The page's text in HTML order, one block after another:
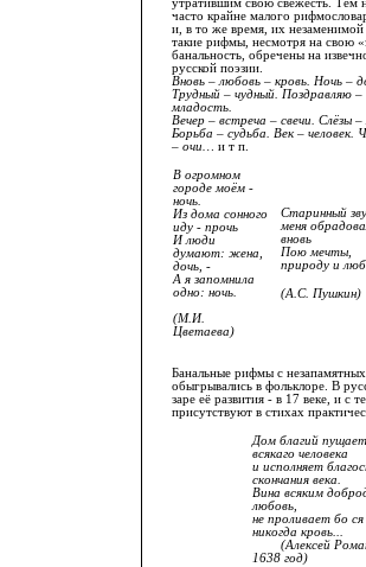
утратившим свою свежесть. Тем
часто крайне малого
и, в то же время, их
такие рифмы, несмотря на свою
банальность, обречены на
русской поэзии.
Вновь – любовь – кровь. Ночь –
Трудный – чудный. Поздравляю
младость.
Вечер – встреча – свечи. Слёзы
Борьба – судьба. Век – человек.
– очи… и т п.
В огромном
городе моём -
ночь.
Из дома сонного
иду - прочь
И люди
думают: жена,
дочь, -
А я запомнила
одно: ночь.
(М.И.
Цветаева)
Старинный
меня
вновь
Пою мечты,
природу и
(А.С. Пушкин)
Банальные рифмы с
обыгрывались в фольклоре. В
заре её развития - в 17 веке, и с
присутствуют в стихах
Дом благий
всякаго человека
и исполняет
скончания века.
Вина всяким
любовь,
не проливает бо
никогда кровь...
(Алексей
1638 год)